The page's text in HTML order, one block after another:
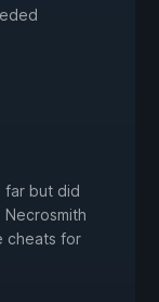
far but did
cheats for